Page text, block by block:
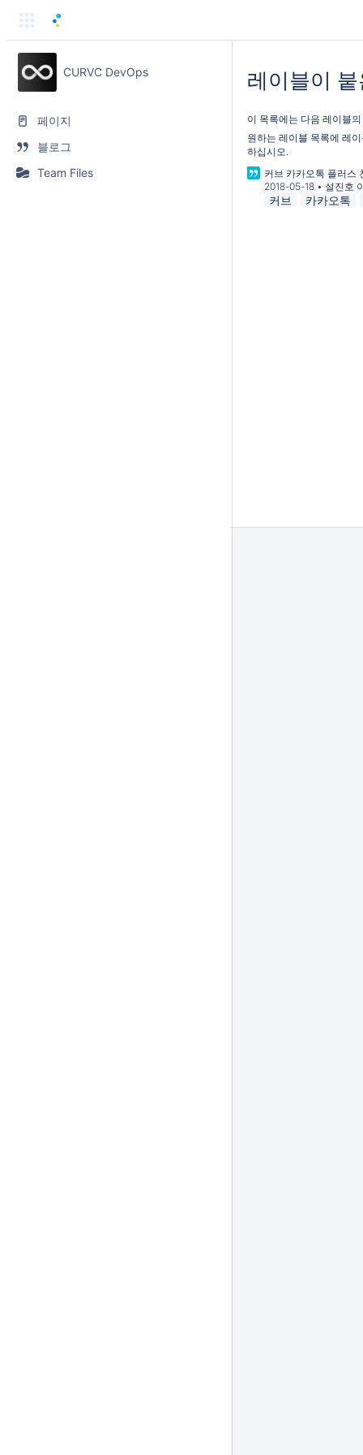
CURVC DevOps
페이지
블로그
Team Files
레이블이
이 목록에는 다음 레이블
원하는 레이블 목록에 레
하십시오.
커브 카카오톡 플러스
2018-05-18 • 설진호
커브 카카오톡